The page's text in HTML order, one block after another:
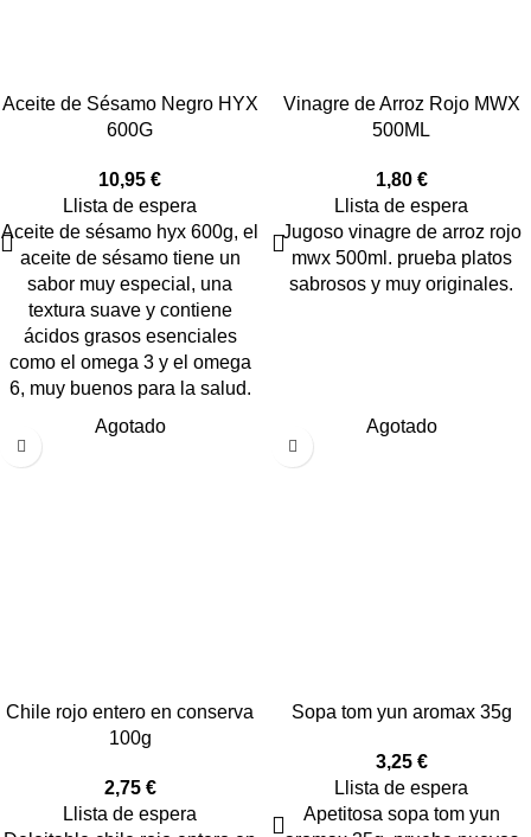
Aceite de Sésamo Negro HYX
600G
10,95 €
Llista de espera
Aceite de sésamo hyx 600g, el
aceite de sésamo tiene un
sabor muy especial, una
textura suave y contiene
ácidos grasos esenciales
como el omega 3 y el omega
6, muy buenos para la salud.
Vinagre de Arroz Rojo MWX
500ML
1,80 €
Llista de espera
Jugoso vinagre de arroz rojo
mwx 500ml. prueba platos
sabrosos y muy originales.
Agotado
Chile rojo entero en conserva
100g
2,75 €
Llista de espera
Agotado
Sopa tom yun aromax 35g
3,25 €
Llista de espera
Apetitosa sopa tom yun